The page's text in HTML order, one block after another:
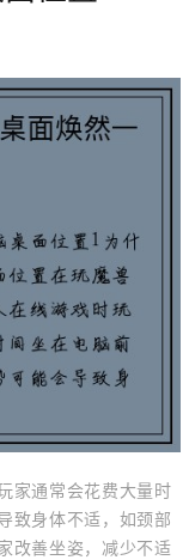
家通常会花费大量时
致身体不适，如颈部
改善坐姿，减少不适